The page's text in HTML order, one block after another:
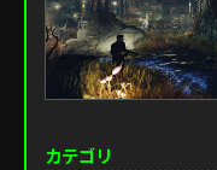
カテゴリ